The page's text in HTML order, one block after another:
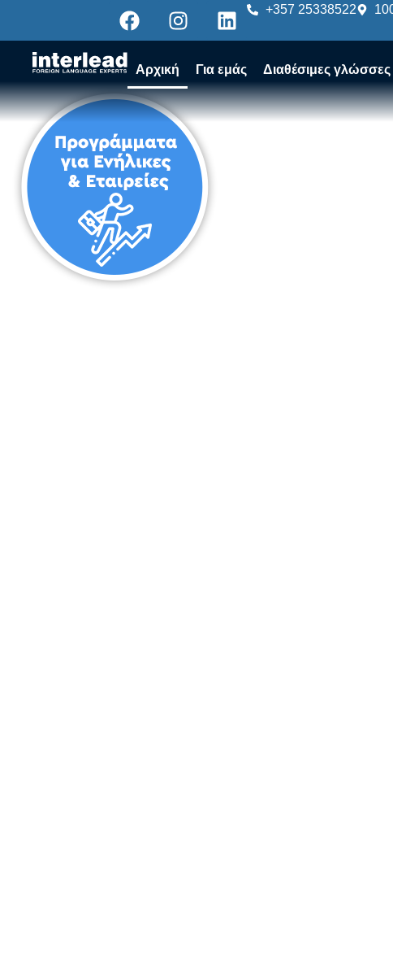
+357 25338522
Αρχική Για εμάς Διαθέσιμες γλώσσες